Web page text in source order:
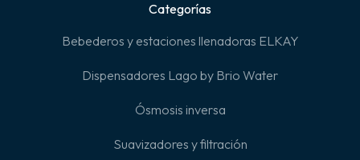
Categorías
Bebederos y estaciones llenadoras ELKAY
Dispensadores Lago by Brio Water
Ósmosis inversa
Suavizadores y filtración